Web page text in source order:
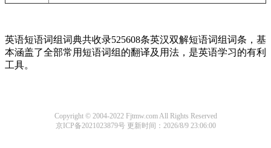
英语短语词组词典共收录525608条英汉双解短语词组词条，基
本涵盖了全部常用短语词组的翻译及用法，是英语学习的有利
工具。
Copyright © 2004-2022 Fjtmw.com All Rights Reserved
京ICP备2021023879号 更新时间：2026/8/9 23:06:00